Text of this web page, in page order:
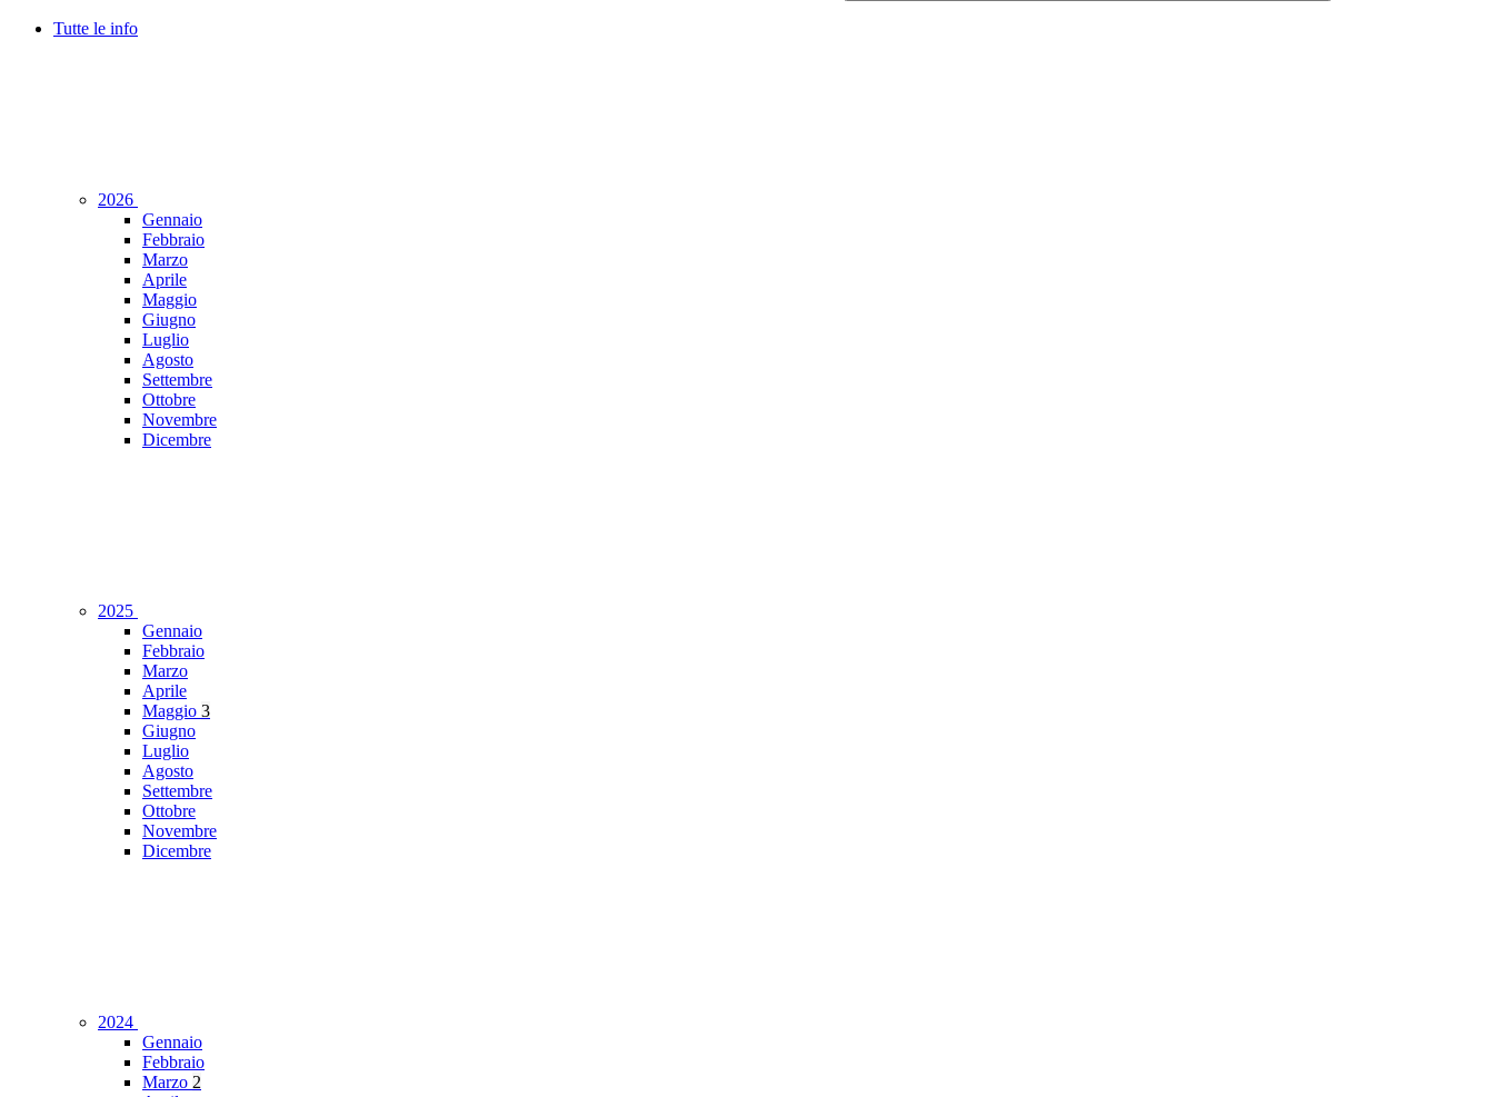
Tutte le info
2026
Gennaio
Febbraio
Marzo
Aprile
Maggio
Giugno
Luglio
Agosto
Settembre
Ottobre
Novembre
Dicembre
2025
Gennaio
Febbraio
Marzo
Aprile
Maggio 3
Giugno
Luglio
Agosto
Settembre
Ottobre
Novembre
Dicembre
2024
Gennaio
Febbraio
Marzo 2